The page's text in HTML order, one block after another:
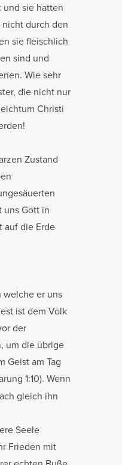
und sie hatten
durch den
sie fleischlich
sind und
Wie sehr
die nicht nur
Christi
Zustand
uns Gott in
auf die Erde
welche er uns
ist dem Volk
der
um die übrige
Geist am Tag
1:10). Wenn
gleich ihn
Seele
Frieden mit